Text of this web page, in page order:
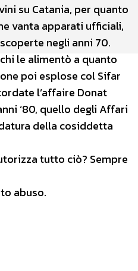
su Catania, per quanto
vanta apparati ufficiali,
negli anni 70.
le alimentò a quanto
poi esplose col Sifar
l’affaire Donat
‘80, quello degli Affari
della cosiddetta
tutto ciò? Sempre
abuso.